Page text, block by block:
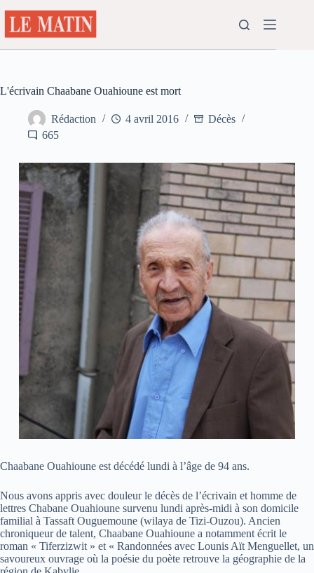
au
contenu
L'écrivain Chaabane Ouahioune est mort
Rédaction 4 avril 2016
Décès
665
Chaabane Ouahioune est décédé lundi à l’âge de 94 ans.
Nous avons appris avec douleur le décès de l’écrivain et homme de
lettres Chabane Ouahioune survenu lundi après-midi à son domicile
familial à Tassaft Ouguemoune (wilaya de Tizi-Ouzou). Ancien
chroniqueur de talent, Chaabane Ouahioune a notamment écrit le
roman « Tiferzizwit » et « Randonnées avec Lounis Aït Menguellet, un
savoureux ouvrage où la poésie du poète retrouve la géographie de la